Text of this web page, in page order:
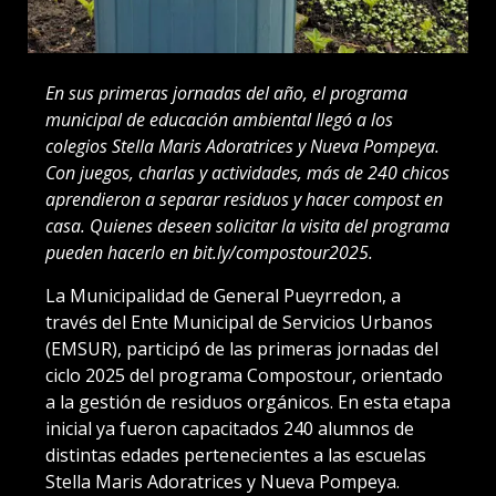
En sus primeras jornadas del año, el programa
municipal de educación ambiental llegó a los
colegios Stella Maris Adoratrices y Nueva Pompeya.
Con juegos, charlas y actividades, más de 240 chicos
aprendieron a separar residuos y hacer compost en
casa. Quienes deseen solicitar la visita del programa
pueden hacerlo en bit.ly/compostour2025.
La Municipalidad de General Pueyrredon, a
través del Ente Municipal de Servicios Urbanos
(EMSUR), participó de las primeras jornadas del
ciclo 2025 del programa Compostour, orientado
a la gestión de residuos orgánicos. En esta etapa
inicial ya fueron capacitados 240 alumnos de
distintas edades pertenecientes a las escuelas
Stella Maris Adoratrices y Nueva Pompeya.